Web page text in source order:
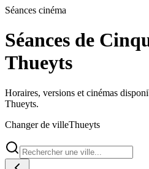
Séances cinéma
Séances de
Thueyts
Horaires, versions et cinémas
Thueyts.
Changer de villeThueyts